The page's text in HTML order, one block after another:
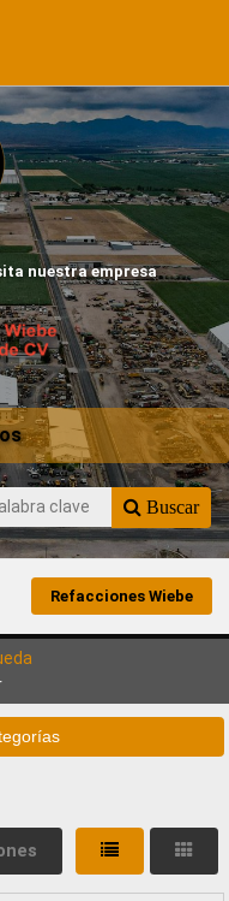
nuestra empresa
Buscar
Refacciones Wiebe